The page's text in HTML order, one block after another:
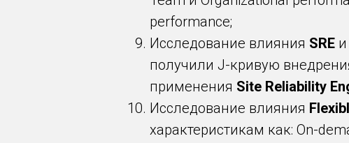
performance;
Исследование влияния SRE и
получили J-кривую
применения Site Reliability
Исследование влияния
характеристикам как: On-